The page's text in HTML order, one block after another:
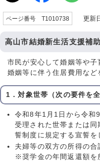
ページ番号 T1010738 更新
高山市結婚新生活支援補
市民が安心して婚姻等や子
婚姻等に伴う住居費用など
1．対象世帯（次の要件を
令和8年1月1日から令和
受理された世帯または
誓制度に規定する宣誓を
夫婦等の双方の所得の
※奨学金の年間返還額を